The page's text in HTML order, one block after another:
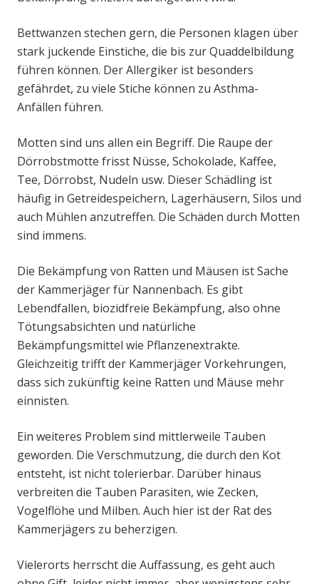
Bettwanzen stechen gern, die Personen klagen über
stark juckende Einstiche, die bis zur Quaddelbildung
führen können. Der Allergiker ist besonders
gefährdet, zu viele Stiche können zu Asthma-
Anfällen führen.
Motten sind uns allen ein Begriff. Die Raupe der
Dörrobstmotte frisst Nüsse, Schokolade, Kaffee,
Tee, Dörrobst, Nudeln usw. Dieser Schädling ist
häufig in Getreidespeichern, Lagerhäusern, Silos und
auch Mühlen anzutreffen. Die Schäden durch Motten
sind immens.
Die Bekämpfung von Ratten und Mäusen ist Sache
der Kammerjäger für Nannenbach. Es gibt
Lebendfallen, biozidfreie Bekämpfung, also ohne
Tötungsabsichten und natürliche
Bekämpfungsmittel wie Pflanzenextrakte.
Gleichzeitig trifft der Kammerjäger Vorkehrungen,
dass sich zukünftig keine Ratten und Mäuse mehr
einnisten.
Ein weiteres Problem sind mittlerweile Tauben
geworden. Die Verschmutzung, die durch den Kot
entsteht, ist nicht tolerierbar. Darüber hinaus
verbreiten die Tauben Parasiten, wie Zecken,
Vogelflöhe und Milben. Auch hier ist der Rat des
Kammerjägers zu beherzigen.
Vielerorts herrscht die Auffassung, es geht auch